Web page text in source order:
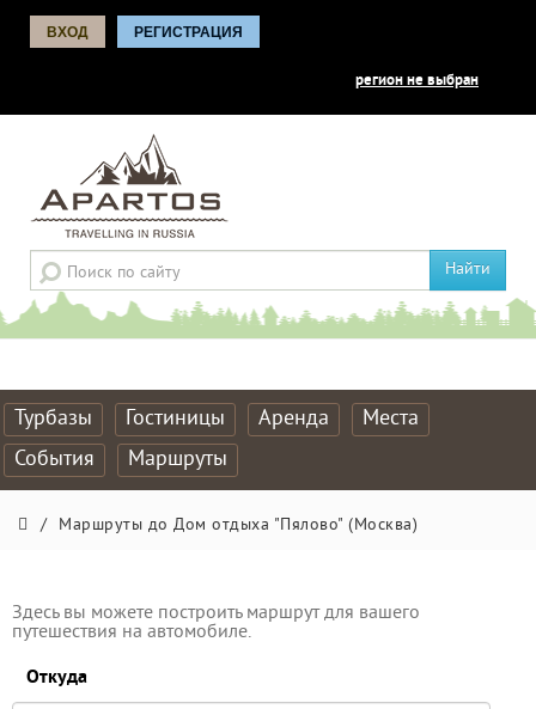
ВХОД РЕГИСТРАЦИЯ
регион не выбран
Найти
Турбазы Гостиницы Аренда
Места
События
Маршруты
/ Маршруты до Дом отдыха "Пялово" (Москва)
Здесь вы можете построить маршрут для вашего
путешествия на автомобиле.
Откуда